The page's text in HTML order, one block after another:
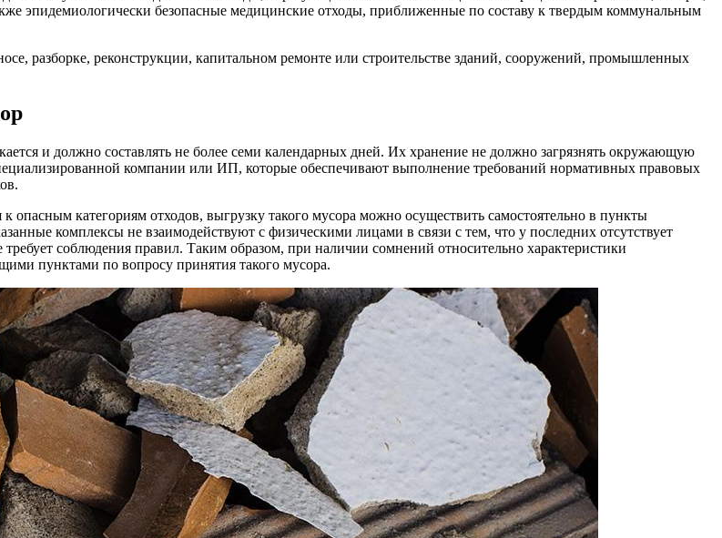
эпидемиологически безопасные медицинские отходы, приближенные по составу к твердым коммунальным
разборке, реконструкции, капитальном ремонте или строительстве зданий, сооружений, промышленных
и должно составлять не более семи календарных дней. Их хранение не должно загрязнять окружающую
компании или ИП, которые обеспечивают выполнение требований нормативных правовых
категориям отходов, выгрузку такого мусора можно осуществить самостоятельно в пункты
комплексы не взаимодействуют с физическими лицами в связи с тем, что у последних отсутствует
соблюдения правил. Таким образом, при наличии сомнений относительно характеристики
пунктами по вопросу принятия такого мусора.